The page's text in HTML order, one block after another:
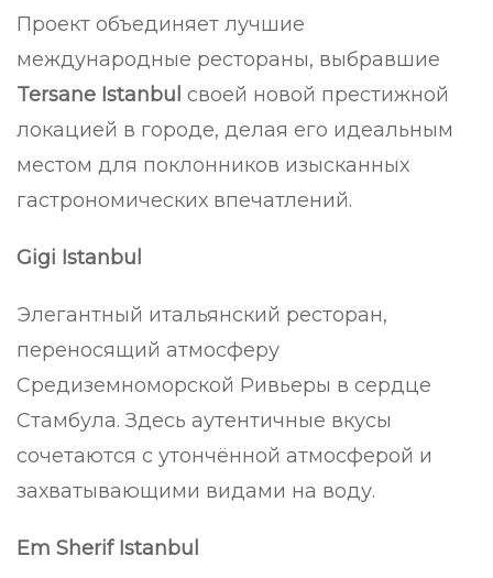
Проект объединяет лучшие
международные рестораны, выбравшие
Tersane Istanbul своей новой престижной
локацией в городе, делая его идеальным
местом для поклонников изысканных
гастрономических впечатлений.
Gigi Istanbul
Элегантный итальянский ресторан,
переносящий атмосферу
Средиземноморской Ривьеры в сердце
Стамбула. Здесь аутентичные вкусы
сочетаются с утончённой атмосферой и
захватывающими видами на воду.
Em Sherif Istanbul